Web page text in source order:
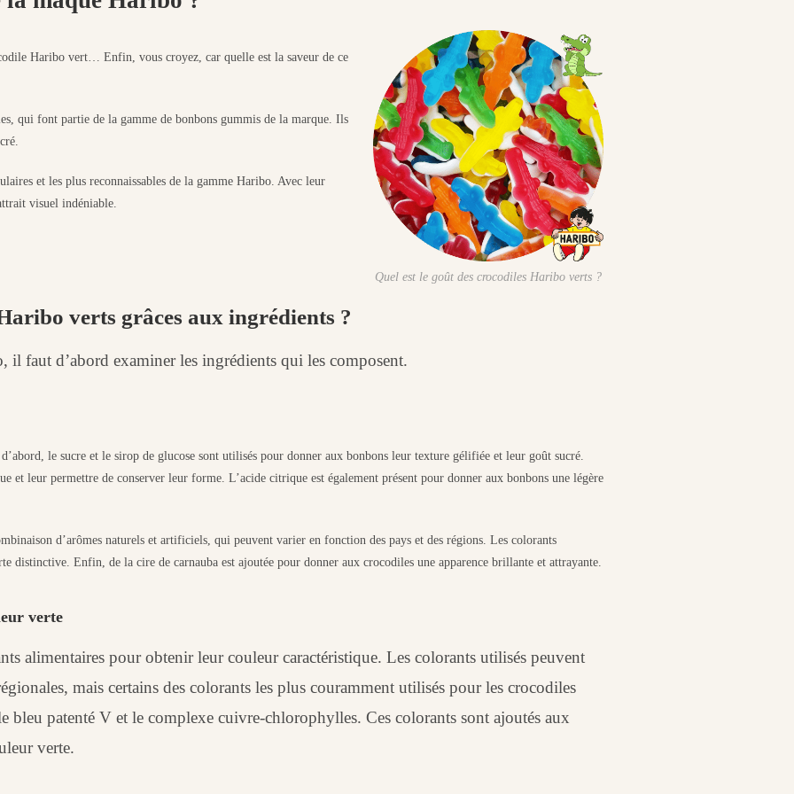
Haribo vert… Enfin, vous croyez, car quelle est la saveur de ce
qui font partie de la gamme de bonbons gummis de la marque. Ils
et les plus reconnaissables de la gamme Haribo. Avec leur
visuel indéniable.
Quel est le goût des crocodiles Haribo verts ?
verts grâces aux ingrédients ?
il faut d’abord examiner les ingrédients qui les composent.
le sucre et le sirop de glucose sont utilisés pour donner aux bonbons leur texture gélifiée et leur goût sucré.
et leur permettre de conserver leur forme. L’acide citrique est également présent pour donner aux bonbons une légère
d’arômes naturels et artificiels, qui peuvent varier en fonction des pays et des régions. Les colorants
distinctive. Enfin, de la cire de carnauba est ajoutée pour donner aux crocodiles une apparence brillante et attrayante.
verte
alimentaires pour obtenir leur couleur caractéristique. Les colorants utilisés peuvent
mais certains des colorants les plus couramment utilisés pour les crocodiles
patenté V et le complexe cuivre-chlorophylles. Ces colorants sont ajoutés aux
verte.